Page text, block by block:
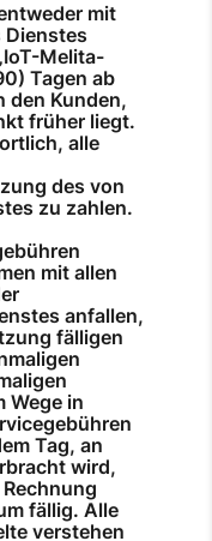
mit
Melita-
Tagen ab
den Kunden,
früher liegt.
alle
des von
zu zahlen.
mit allen
anfallen,
fälligen
Wege in
Tag, an
wird,
fällig. Alle
verstehen